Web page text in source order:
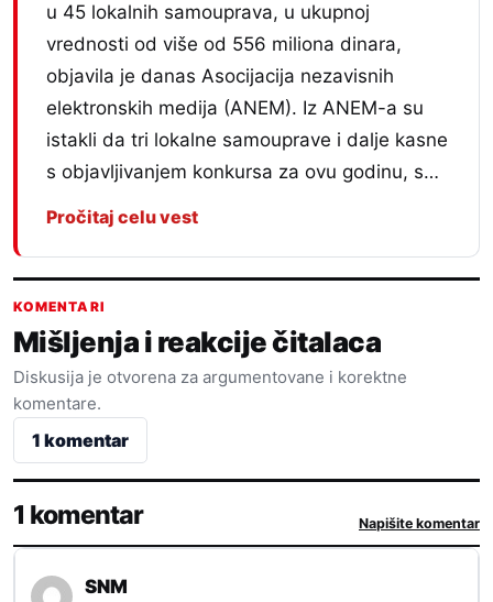
u 45 lokalnih samouprava, u ukupnoj
vrednosti od više od 556 miliona dinara,
objavila je danas Asocijacija nezavisnih
elektronskih medija (ANEM). Iz ANEM-a su
istakli da tri lokalne samouprave i dalje kasne
s objavljivanjem konkursa za ovu godinu, s…
Pročitaj celu vest
KOMENTARI
Mišljenja i reakcije čitalaca
Diskusija je otvorena za argumentovane i korektne
komentare.
1 komentar
1 komentar Napišite komentar
SNM